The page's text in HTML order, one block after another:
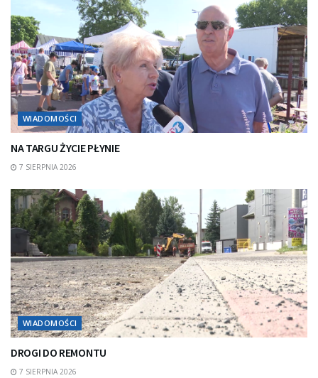
WIADOMOŚCI
NA TARGU ŻYCIE PŁYNIE
7 SIERPNIA 2026
WIADOMOŚCI
DROGI DO REMONTU
7 SIERPNIA 2026